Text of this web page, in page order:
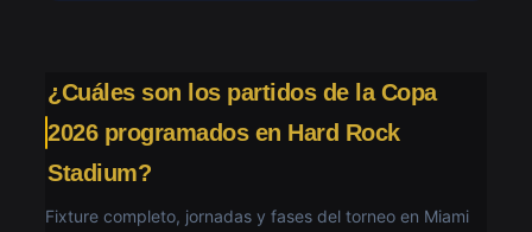
¿Cuáles son los partidos de la Copa
2026 programados en Hard Rock
Stadium?
Fixture completo, jornadas y fases del torneo en Miami